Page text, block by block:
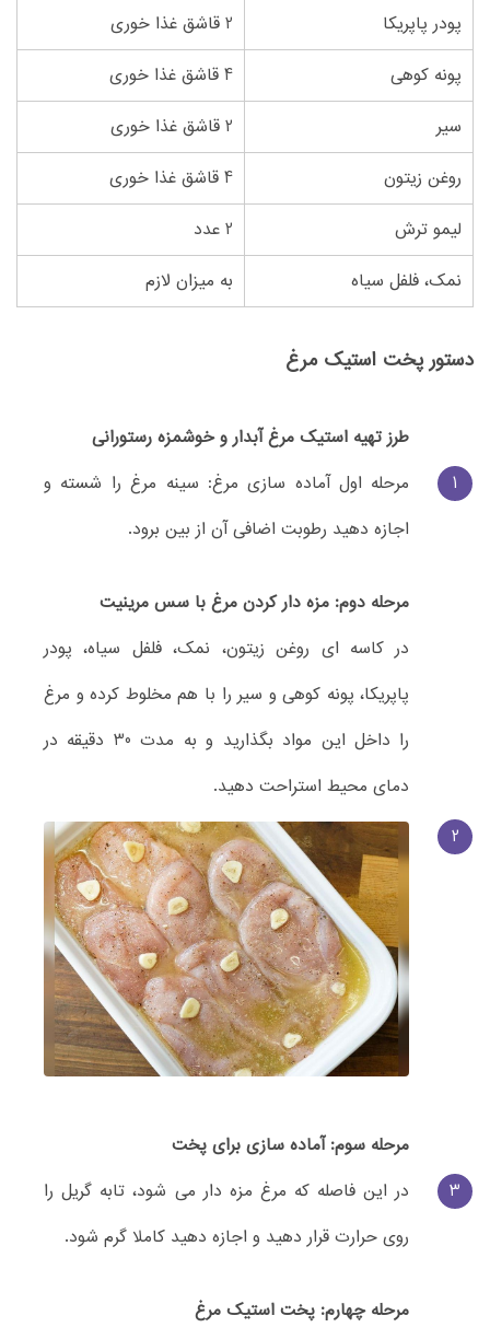
پودر پاپریکا
2 قاشق غذا خوری
پونه کوهی
4 قاشق غذا خوری
سیر
2 قاشق غذا خوری
روغن زیتون
4 قاشق غذا خوری
لیمو ترش
2 عدد
نمک، فلفل سیاه
به میزان لازم
دستور پخت استیک مرغ
1
طرز تهیه استیک مرغ آبدار و خوشمزه رستورانی
مرحله اول آماده سازی مرغ: سینه مرغ را شسته و
اجازه دهید رطوبت اضافی آن از بین برود.
2
مرحله دوم: مزه دار کردن مرغ با سس مرینیت
در کاسه ای روغن زیتون، نمک، فلفل سیاه، پودر
پاپریکا، پونه کوهی و سیر را با هم مخلوط کرده و مرغ
را داخل این مواد بگذارید و به مدت 30 دقیقه در
دمای محیط استراحت دهید.
3
مرحله سوم: آماده سازی برای پخت
در این فاصله که مرغ مزه دار می شود، تابه گریل را
روی حرارت قرار دهید و اجازه دهید کاملا گرم شود.
مرحله چهارم: پخت استیک مرغ